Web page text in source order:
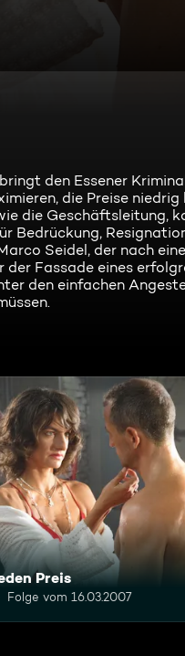
den Essener
die Preise
die Geschäftsleitung,
Bedrückung,
Seidel, der nach
Fassade eines
den einfachen
Preis
Folge vom 16.03.2007